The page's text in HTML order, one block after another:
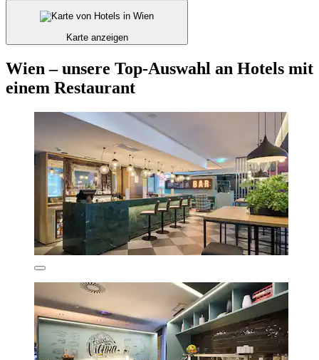
Karte anzeigen
Wien – unsere Top-Auswahl an Hotels mit
einem Restaurant